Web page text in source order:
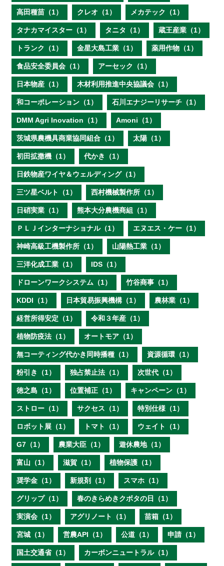
高田種苗（1） クレオ（1） メカテック（1）
タナカマイスター（1） タニタ（1） 蔵王産業（1）
トランク（1） 金星大島工業（1） 薬用作物（1）
食品安全委員会（1） アーセック（1）
日本物産（1） 木材利用推進中央協議会（1）
和コーポレーション（1） 石川エナジーリサーチ（1）
DMM Agri Inovation（1） Amoni（1）
茨城県農機具商業協同組合（1） 太陽（1）
初田拡撒機（1） 代かき（1）
日鉄物産ワイヤ＆ウェルディング（1）
三ツ星ベルト（1） 西村機械製作所（1）
日硝実業（1） 熊本大分農機商組（1）
ＰＬＪインターナショナル（1） エヌエス・ケー（1）
神崎高級工機製作所（1） 山陽熱工業（1）
三洋化成工業（1） IDS（1）
ドローンワークシステム（1） 竹谷商事（1）
KDDI（1） 日本貿易振興機構（1） 農林業（1）
経営所得安定（1） 令和３年産（1）
植物防疫法（1） オートモア（1）
無コーティング代かき同時播種（1） 資源循環（1）
粉引き（1） 独占禁止法（1） 次世代（1）
徳之島（1） 位置補正（1） キャンペーン（1）
ストロー（1） サクセス（1） 特別仕様（1）
ロボット展（1） トマト（1） ウェイト（1）
G7（1） 農業大臣（1） 遊休農地（1）
富山（1） 滋賀（1） 植物保護（1）
奨学金（1） 新規剤（1） スマホ（1）
グリップ（1） 春のきらめきクボタの日（1）
実演会（1） アグリノート（1） 苗箱（1）
宮城（1） 営農API（1） 公道（1） 申請（1）
国土交通省（1） カーボンニュートラル（1）